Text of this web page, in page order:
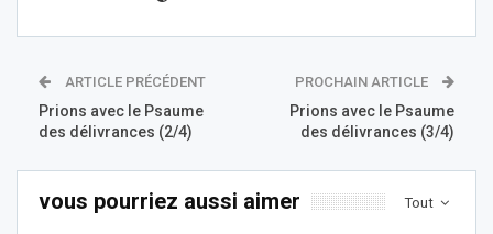
ARTICLE PRÉCÉDENT
Prions avec le Psaume
des délivrances (2/4)
PROCHAIN ARTICLE
Prions avec le Psaume
des délivrances (3/4)
Tout
vous pourriez aussi aimer